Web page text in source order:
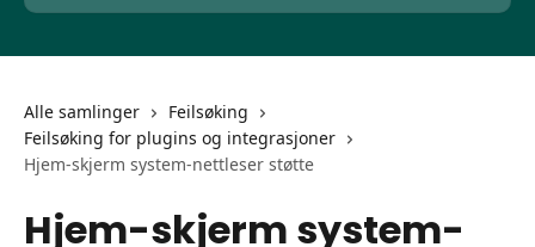
Alle samlinger
Feilsøking
Feilsøking for plugins og integrasjoner
Hjem-skjerm system-nettleser støtte
Hjem-skjerm system-